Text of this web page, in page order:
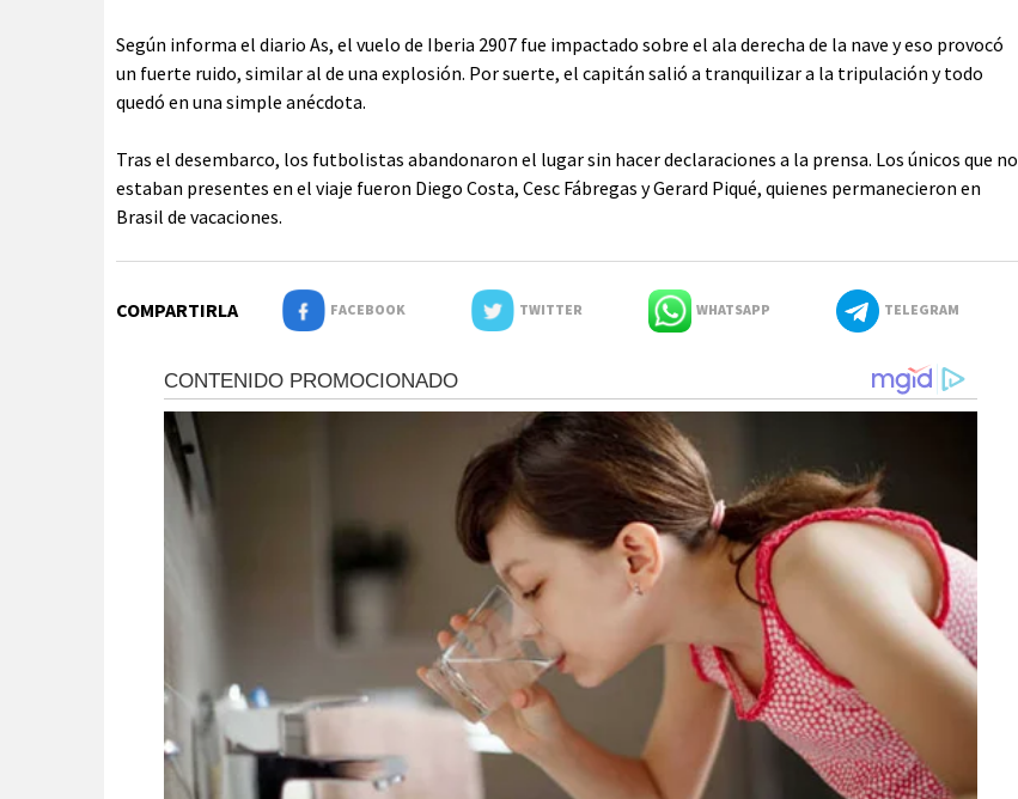
Según informa el diario As, el vuelo de Iberia 2907 fue impactado sobre el ala derecha de la nave y eso provocó
un fuerte ruido, similar al de una explosión. Por suerte, el capitán salió a tranquilizar a la tripulación y todo
quedó en una simple anécdota.
Tras el desembarco, los futbolistas abandonaron el lugar sin hacer declaraciones a la prensa. Los únicos que no
estaban presentes en el viaje fueron Diego Costa, Cesc Fábregas y Gerard Piqué, quienes permanecieron en
Brasil de vacaciones.
COMPARTIRLA FACEBOOK TWITTER WHATSAPP TELEGRAM